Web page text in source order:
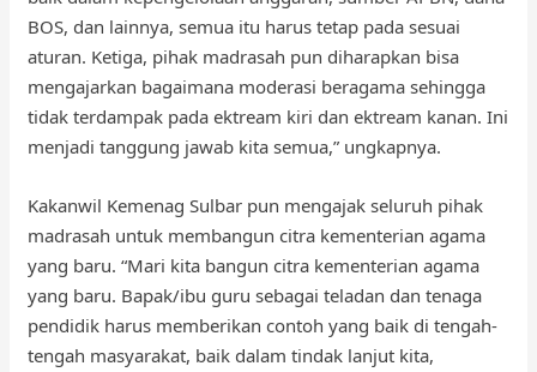
BOS, dan lainnya, semua itu harus tetap pada sesuai
aturan. Ketiga, pihak madrasah pun diharapkan bisa
mengajarkan bagaimana moderasi beragama sehingga
tidak terdampak pada ektream kiri dan ektream kanan. Ini
menjadi tanggung jawab kita semua,” ungkapnya.
Kakanwil Kemenag Sulbar pun mengajak seluruh pihak
madrasah untuk membangun citra kementerian agama
yang baru. “Mari kita bangun citra kementerian agama
yang baru. Bapak/ibu guru sebagai teladan dan tenaga
pendidik harus memberikan contoh yang baik di tengah-
tengah masyarakat, baik dalam tindak lanjut kita,